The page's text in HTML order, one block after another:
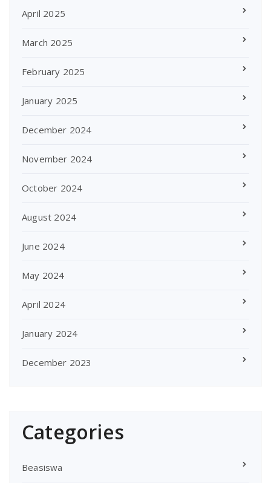
April 2025
March 2025
February 2025
January 2025
December 2024
November 2024
October 2024
August 2024
June 2024
May 2024
April 2024
January 2024
December 2023
Categories
Beasiswa